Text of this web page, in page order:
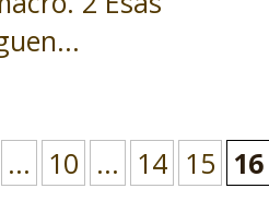
... 10 ... 14 15 16